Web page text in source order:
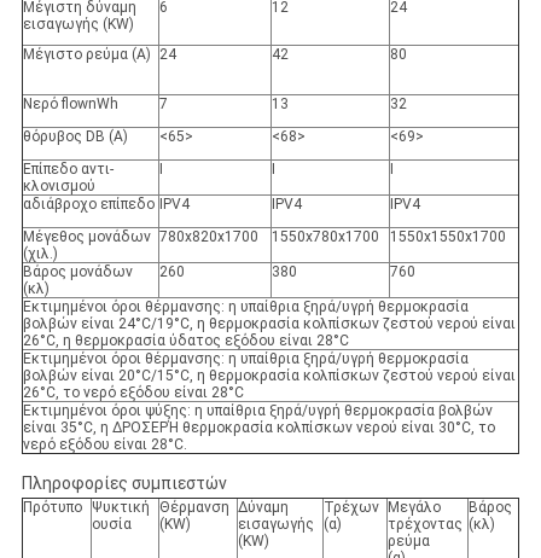
Μέγιστη δύναμη
εισαγωγής (KW)
6 12 24
Μέγιστο ρεύμα (Α) 24 42 80
Νερό flownWh 7 13
32
θόρυβος DB (Α) <65> <68>
<69>
Επίπεδο αντι-
κλονισμού
αδιάβροχο επίπεδο IPV4 IPV4
IPV4
Μέγεθος μονάδων
(χιλ.)
780x820x1700 1550x780x1700 1550x1550x1700
Βάρος μονάδων
(κλ)
260 380 760
Εκτιμημένοι όροι θέρμανσης: η υπαίθρια ξηρά/υγρή θερμοκρασία
βολβών είναι 24°C/19°C, η θερμοκρασία κολπίσκων ζεστού νερού είναι
26°C, η θερμοκρασία ύδατος εξόδου είναι 28°C
Εκτιμημένοι όροι θέρμανσης: η υπαίθρια ξηρά/υγρή θερμοκρασία
βολβών είναι 20°C/15°C, η θερμοκρασία κολπίσκων ζεστού νερού είναι
26°C, το νερό εξόδου είναι 28°C
Εκτιμημένοι όροι ψύξης: η υπαίθρια ξηρά/υγρή θερμοκρασία βολβών
είναι 35°C, η ΔΡΟΣΕΡΉ θερμοκρασία κολπίσκων νερού είναι 30°C, το
νερό εξόδου είναι 28°C.
Πληροφορίες συμπιεστών
Πρότυπο
Ψυκτική
ουσία
Θέρμανση
( KW)
Δύναμη
εισαγωγής
( KW)
Τρέχων
(α)
Μεγάλο
τρέχοντας
ρεύμα
Βάρος
(κλ)